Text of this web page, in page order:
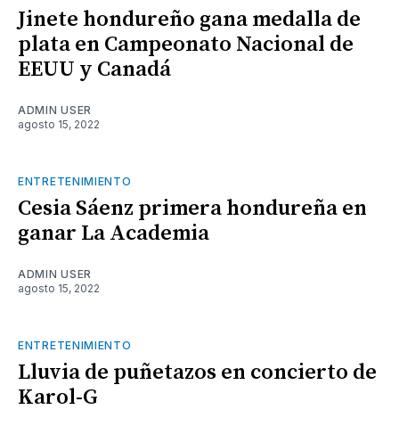
Jinete hondureño gana medalla de
plata en Campeonato Nacional de
EEUU y Canadá
ADMIN USER
agosto 15, 2022
ENTRETENIMIENTO
Cesia Sáenz primera hondureña en
ganar La Academia
ADMIN USER
agosto 15, 2022
ENTRETENIMIENTO
Lluvia de puñetazos en concierto de
Karol-G